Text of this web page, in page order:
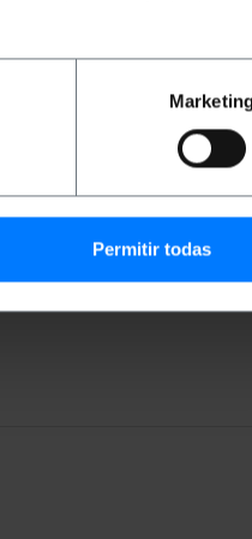
Permitir todas
dispositivo que
junto con kits
eléctricas y acorde a